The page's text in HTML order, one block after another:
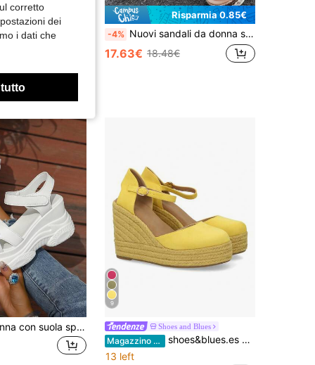
Alto livello di fidelizzazione dei clienti
Risparmia 0.85€
-4% Nuovi sandali da donna stile bohémien con suola spessa e zeppa, design con cinturini intrecciati, adatti per spiaggia, feste e uso casual quotidiano
17.63€ 18.48€
Sandali da donna con suola spessa ed effetto zeppa, modello estivo nuovo del 2025, sandali casual e versatili alla moda con tacco alto, adatti per l'aperto e la spiaggia, scarpe per studentesse, disponibili in nero e bianco
9
Shoes and Blues
Magazzino EU
shoes&blues.es Sandali con plateau e zeppa da donna
13 left
corretto
dei
i dati che